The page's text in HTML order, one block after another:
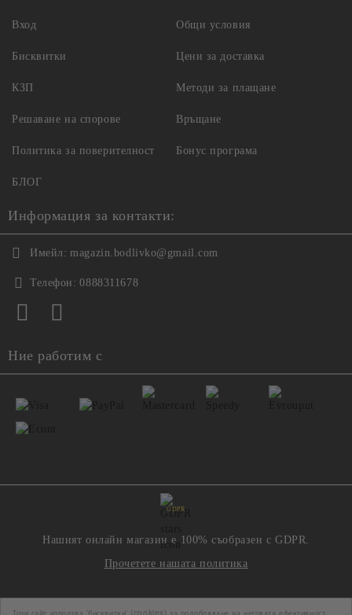
Този сайт използва 'бисквитки' (cookies) за подобряване на неговата ефективност.
Вход Общи условия
Бисквитки
КЗП
Решаване на спорове
Политика за поверителност
Цени за доставка
Методи за плащане
Връщане
Бонус програма
БЛОГ
Информация за контакти:
Имейл: magazin.bodlivko@gmail.com
Телефон: 0888311678
Ние работим с
GDPR
Нашият онлайн магазин е 100% съобразен с GDPR.
Прочетете нашата политика